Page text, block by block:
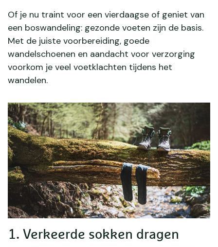
Of je nu traint voor een vierdaagse of geniet van
een boswandeling: gezonde voeten zijn de basis.
Met de juiste voorbereiding, goede
wandelschoenen en aandacht voor verzorging
voorkom je veel voetklachten tijdens het
wandelen.
1. Verkeerde sokken dragen